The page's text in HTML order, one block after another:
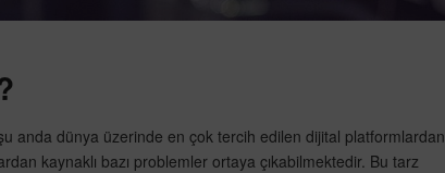
anda dünya üzerinde en çok tercih edilen dijital platformlardan
kaynaklı bazı problemler ortaya çıkabilmektedir. Bu tarz